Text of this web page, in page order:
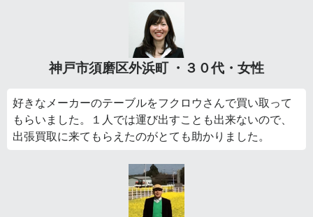
神戸市須磨区外浜町 ・３０代・女性
好きなメーカーのテーブルをフクロウさんで買い取って
もらいました。１人では運び出すことも出来ないので、
出張買取に来てもらえたのがとても助かりました。